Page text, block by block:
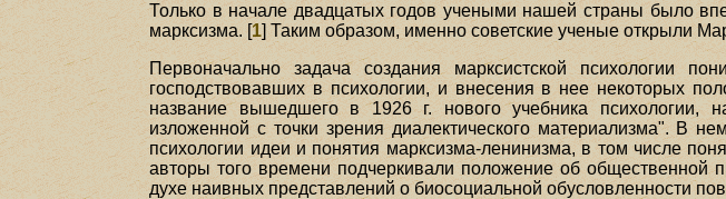
Только в начале двадцатых годов учеными нашей страны было
марксизма. [1] Таким образом, именно советские ученые открыли
Первоначально задача создания марксистской психологии
господствовавших в психологии, и внесения в нее некоторых
название вышедшего в 1926 г. нового учебника психологии,
изложенной с точки зрения диалектического материализма". В
психологии идеи и понятия марксизма-ленинизма, в том числе
авторы того времени подчеркивали положение об общественной
духе наивных представлений о биосоциальной обусловленности